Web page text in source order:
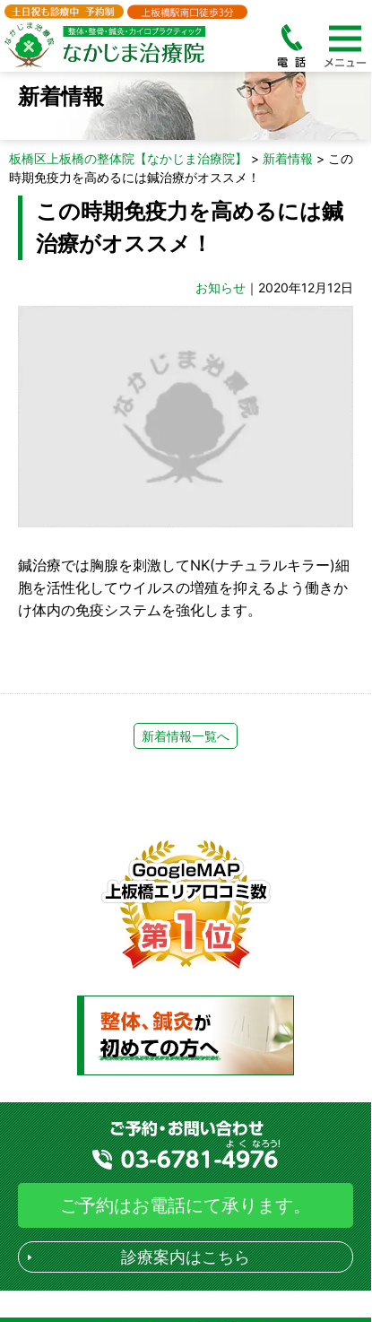
新着情報
板橋区上板橋の整体院【なかじま治療院】 > 新着情報 > この
時期免疫力を高めるには鍼治療がオススメ！
この時期免疫力を高めるには鍼
治療がオススメ！
お知らせ ｜2020年12月12日
鍼治療では胸腺を刺激してNK(ナチュラルキラー)細
胞を活性化してウイルスの増殖を抑えるよう働きか
け体内の免疫システムを強化します。
新着情報一覧へ
ご予約はお電話にて承ります。
診療案内はこちら